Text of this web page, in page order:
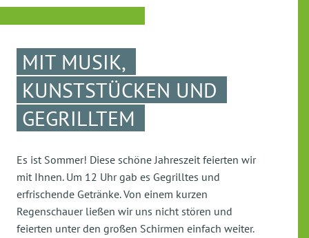
MIT MUSIK,
KUNSTSTÜCKEN UND
GEGRILLTEM
Es ist Sommer! Diese schöne Jahreszeit feierten wir
mit Ihnen. Um 12 Uhr gab es Gegrilltes und
erfrischende Getränke. Von einem kurzen
Regenschauer ließen wir uns nicht stören und
feierten unter den großen Schirmen einfach weiter.